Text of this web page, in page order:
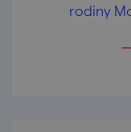
rodiny